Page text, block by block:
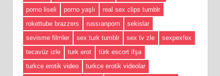
porno liseli
porno yaşlı
real sex clips tumblr
rokettube brazzers
russıanporn
sekislar
sevisme filmler
sex turk tumblr sex tv zle
sexpexfex
tecavüz izle
turk erot
türk escort ifşa
turkce erotik video
turkce erotik videolar